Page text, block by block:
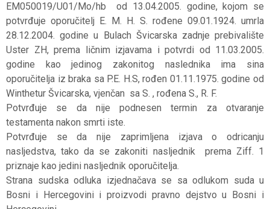
EM050019/U01/Mo/hb od 13.04.2005. godine, kojom se
potvrđuje oporučitelj E. M. H. S. rođene 09.01.1924. umrla
28.12.2004. godine u Bulach Švicarska zadnje prebivalište
Uster ZH, prema ličnim izjavama i potvrdi od 11.03.2005.
godine kao jedinog zakonitog naslednika ima sina
oporučitelja iz braka sa P.E. H.S, rođen 01.11.1975. godine od
Winthetur Švicarska, vjenčan sa S. , rođena S., R. F.
Potvrđuje se da nije podnesen termin za otvaranje
testamenta nakon smrti iste.
Potvrđuje se da nije zaprimljena izjava o odricanju
nasljedstva, tako da se zakoniti nasljednik prema Ziff. 1
priznaje kao jedini nasljednik oporučitelja.
Strana sudska odluka izjednačava se sa odlukom suda u
Bosni i Hercegovini i proizvodi pravno dejstvo u Bosni i